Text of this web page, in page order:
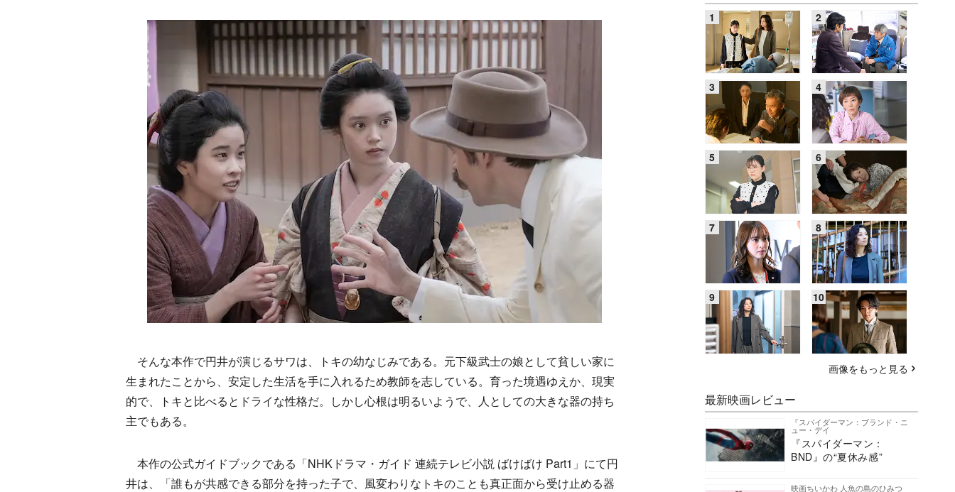
そんな本作で円井が演じるサワは、トキの幼なじみである。元下級武士の娘として貧しい家に
生まれたことから、安定した生活を手に入れるため教師を志している。育った境遇ゆえか、現実
的で、トキと比べるとドライな性格だ。しかし心根は明るいようで、人としての大きな器の持ち
主でもある。
本作の公式ガイドブックである「NHKドラマ・ガイド 連続テレビ小説 ばけばけ Part1」にて円
井は、「誰もが共感できる部分を持った子で、風変わりなトキのことも真正面から受け止める器
画像をもっと見る
最新映画レビュー
『スパイダーマン：ブランド・ニ
ュー・デイ
『スパイダーマン：
BND』の“夏休み感”
映画ちいかわ 人魚の島のひみつ